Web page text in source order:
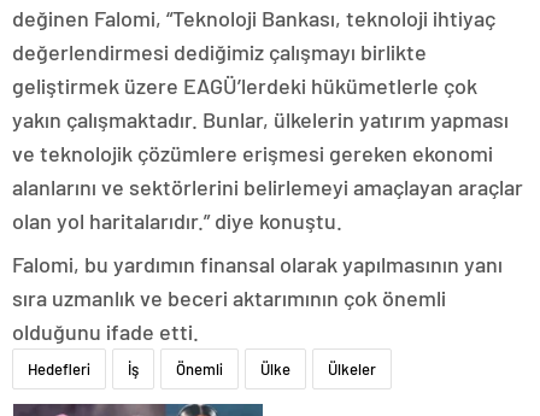
değinen Falomi, “Teknoloji Bankası, teknoloji ihtiyaç
değerlendirmesi dediğimiz çalışmayı birlikte
geliştirmek üzere EAGÜ’lerdeki hükümetlerle çok
yakın çalışmaktadır. Bunlar, ülkelerin yatırım yapması
ve teknolojik çözümlere erişmesi gereken ekonomi
alanlarını ve sektörlerini belirlemeyi amaçlayan araçlar
olan yol haritalarıdır.” diye konuştu.
Falomi, bu yardımın finansal olarak yapılmasının yanı
sıra uzmanlık ve beceri aktarımının çok önemli
olduğunu ifade etti.
Hedefleri İş Önemli Ülke Ülkeler